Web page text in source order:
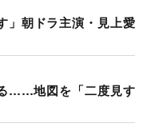
」朝ドラ主演・見上愛
……地図を「二度見す